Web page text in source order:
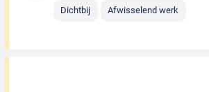
Dichtbij Afwisselend werk